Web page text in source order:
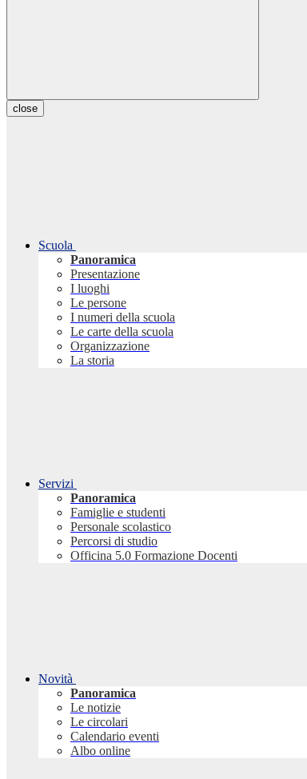
close
Scuola
Panoramica
Presentazione
I luoghi
Le persone
I numeri della scuola
Le carte della scuola
Organizzazione
La storia
Servizi
Panoramica
Famiglie e studenti
Personale scolastico
Percorsi di studio
Officina 5.0 Formazione Docenti
Novità
Panoramica
Le notizie
Le circolari
Calendario eventi
Albo online